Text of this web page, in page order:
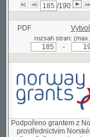
PDF Vytvořit
rozsah stran: (max.
Podpořeno grantem z
prostřednictvím Norského